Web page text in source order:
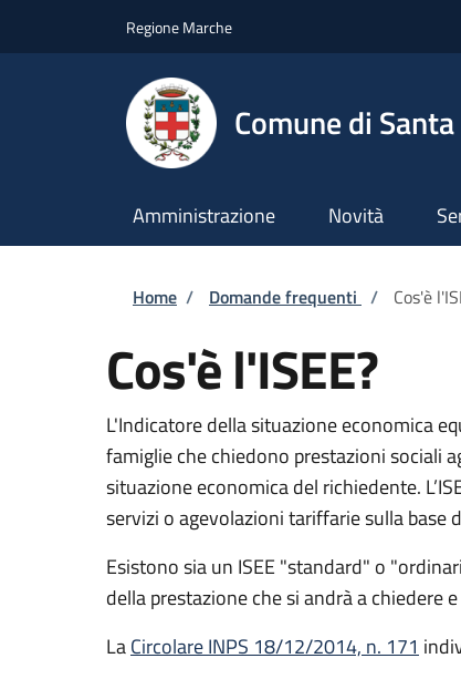
Regione Marche
Comune di
Amministrazione Novità
Briciole di pane
Home / Domande frequenti / Cos'è
Cos'è l'ISEE?
L'Indicatore della situazione economica
famiglie che chiedono prestazioni sociali
situazione economica del richiedente.
servizi o agevolazioni tariffarie sulla
Esistono sia un ISEE "standard" o
della prestazione che si andrà a chiedere
LaCircolare INPS 18/12/2014, n. 171